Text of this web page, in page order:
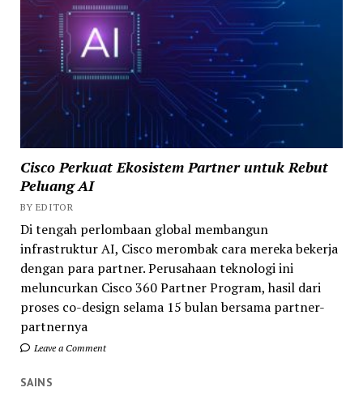
Cisco Perkuat Ekosistem Partner untuk Rebut
Peluang AI
BY EDITOR
Di tengah perlombaan global membangun
infrastruktur AI, Cisco merombak cara mereka bekerja
dengan para partner. Perusahaan teknologi ini
meluncurkan Cisco 360 Partner Program, hasil dari
proses co-design selama 15 bulan bersama partner-
partnernya
Leave a Comment
SAINS